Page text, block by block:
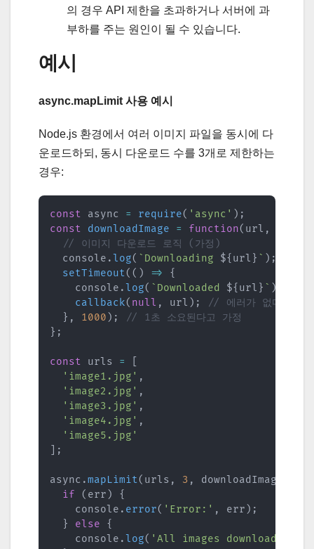
의 경우 API 제한을 초과하거나 서버에 과
부하를 주는 원인이 될 수 있습니다.
예시
async.mapLimit 사용 예시
Node.js 환경에서 여러 이미지 파일을 동시에 다
운로드하되, 동시 다운로드 수를 3개로 제한하는
경우:
const async = require( 'async' ) ;
const
downloadImage = function( url ,
// 이미지 다운로드 로직 (가정)
  console
.log( ` Downloading ${ url } ` ) ;
setTimeout( ( ) =>
{
    console
.log( ` Downloaded ${ url } ` )
callback( null , url ) ;
// 에러가 없다고 가
} , 1000 ) ;
// 1초 소요된다고 가정
} ;
const urls =
'image1.jpg' ,
'image2.jpg' ,
'image3.jpg' ,
'image4.jpg' ,
'image5.jpg'
;
async .mapLimit( urls , 3 , downloadImage
if
( err )
{
    console
. error( 'Error:' , err ) ;
}
else
{
    console
.log( 'All images downloaded:'